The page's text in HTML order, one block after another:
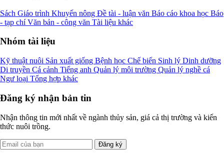
Sách Giáo trình Khuyến nông Đề tài - luận văn Báo cáo khoa học Báo
- tạp chíVăn bản - công văn Tài liệu khác
Nhóm tài liệu
Kỹ thuật nuôi Sản xuất giống Bệnh học Chế biến Sinh lý Dinh dưỡng
Di truyền Cá cảnh Tiếng anh Quản lý môi trường Quản lý nghề cá
Ngư loại Tổng hợp khác
Đăng ký nhận bản tin
Nhận thông tin mới nhất về ngành thủy sản, giá cả thị trường và kiến
thức nuôi trồng.
Đăng ký